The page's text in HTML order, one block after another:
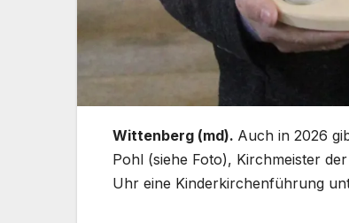
Wittenberg (md). Auch in 2026
Pohl (siehe Foto), Kirchmeister
Uhr eine Kinderkirchenführung